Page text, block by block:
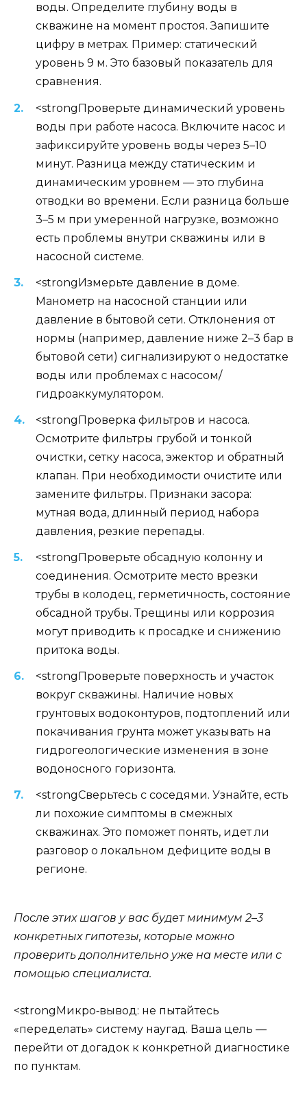
воды. Определите глубину воды в
скважине на момент простоя. Запишите
цифру в метрах. Пример: статический
уровень 9 м. Это базовый показатель для
сравнения.
<strongПроверьте динамический уровень
воды при работе насоса. Включите насос и
зафиксируйте уровень воды через 5–10
минут. Разница между статическим и
динамическим уровнем — это глубина
отводки во времени. Если разница больше
3–5 м при умеренной нагрузке, возможно
есть проблемы внутри скважины или в
насосной системе.
<strongИзмерьте давление в доме.
Манометр на насосной станции или
давление в бытовой сети. Отклонения от
нормы (например, давление ниже 2–3 бар в
бытовой сети) сигнализируют о недостатке
воды или проблемах с насосом/
гидроаккумулятором.
<strongПроверка фильтров и насоса.
Осмотрите фильтры грубой и тонкой
очистки, сетку насоса, эжектор и обратный
клапан. При необходимости очистите или
замените фильтры. Признаки засора:
мутная вода, длинный период набора
давления, резкие перепады.
<strongПроверьте обсадную колонну и
соединения. Осмотрите место врезки
трубы в колодец, герметичность, состояние
обсадной трубы. Трещины или коррозия
могут приводить к просадке и снижению
притока воды.
<strongПроверьте поверхность и участок
вокруг скважины. Наличие новых
грунтовых водоконтуров, подтоплений или
покачивания грунта может указывать на
гидрогеологические изменения в зоне
водоносного горизонта.
<strongСверьтесь с соседями. Узнайте, есть
ли похожие симптомы в смежных
скважинах. Это поможет понять, идет ли
разговор о локальном дефиците воды в
регионе.
После этих шагов у вас будет минимум 2–3
конкретных гипотезы, которые можно
проверить дополнительно уже на месте или с
помощью специалиста.
<strongМикро‑вывод: не пытайтесь
«переделать» систему наугад. Ваша цель —
перейти от догадок к конкретной диагностике
по пунктам.